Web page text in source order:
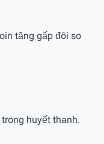
tăng gấp đôi so
huyết thanh.